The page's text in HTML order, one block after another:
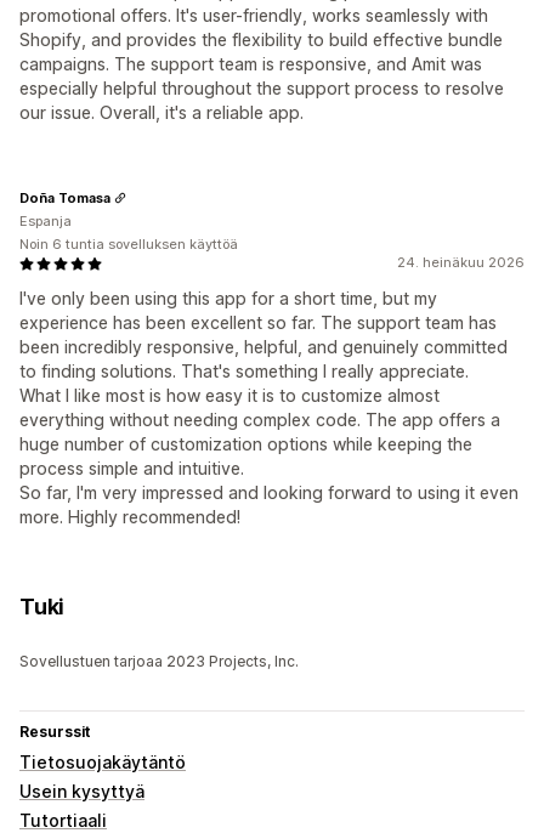
promotional offers. It's user-friendly, works seamlessly with
Shopify, and provides the flexibility to build effective bundle
campaigns. The support team is responsive, and Amit was
especially helpful throughout the support process to resolve
our issue. Overall, it's a reliable app.
24. heinäkuu 2026
I've only been using this app for a short time, but my
experience has been excellent so far. The support team has
been incredibly responsive, helpful, and genuinely committed
to finding solutions. That's something I really appreciate.
What I like most is how easy it is to customize almost
everything without needing complex code. The app offers a
huge number of customization options while keeping the
process simple and intuitive.
So far, I'm very impressed and looking forward to using it even
more. Highly recommended!
Doña Tomasa
Espanja
Noin 6 tuntia sovelluksen käyttöä
Tuki
Sovellustuen tarjoaa 2023 Projects, Inc.
Resurssit
Tietosuojakäytäntö
Usein kysyttyä
Tutortiaali